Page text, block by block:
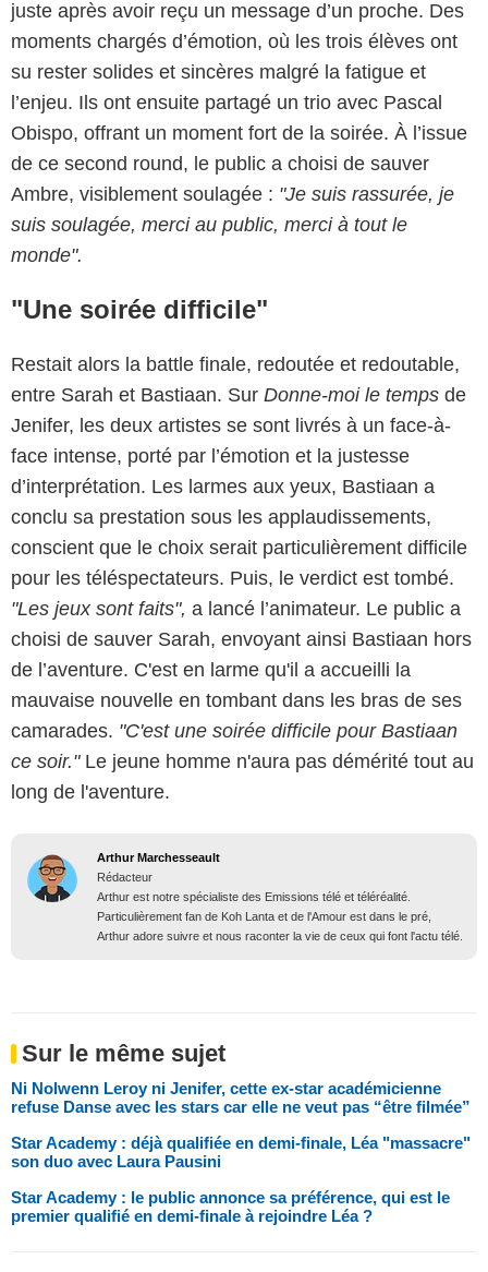
juste après avoir reçu un message d’un proche. Des
moments chargés d’émotion, où les trois élèves ont
su rester solides et sincères malgré la fatigue et
l’enjeu. Ils ont ensuite partagé un trio avec Pascal
Obispo, offrant un moment fort de la soirée. À l’issue
de ce second round, le public a choisi de sauver
Ambre, visiblement soulagée : "Je suis rassurée, je
suis soulagée, merci au public, merci à tout le
monde".
"Une soirée difficile"
Restait alors la battle finale, redoutée et redoutable,
entre Sarah et Bastiaan. Sur Donne-moi le temps de
Jenifer, les deux artistes se sont livrés à un face-à-
face intense, porté par l’émotion et la justesse
d’interprétation. Les larmes aux yeux, Bastiaan a
conclu sa prestation sous les applaudissements,
conscient que le choix serait particulièrement difficile
pour les téléspectateurs. Puis, le verdict est tombé.
"Les jeux sont faits", a lancé l’animateur. Le public a
choisi de sauver Sarah, envoyant ainsi Bastiaan hors
de l’aventure. C'est en larme qu'il a accueilli la
mauvaise nouvelle en tombant dans les bras de ses
camarades. "C'est une soirée difficile pour Bastiaan
ce soir." Le jeune homme n'aura pas démérité tout au
long de l'aventure.
Arthur Marchesseault
Rédacteur
Arthur est notre spécialiste des Emissions télé et téléréalité.
Particulièrement fan de Koh Lanta et de l'Amour est dans le pré,
Arthur adore suivre et nous raconter la vie de ceux qui font l'actu télé.
Sur le même sujet
Ni Nolwenn Leroy ni Jenifer, cette ex-star académicienne
refuse Danse avec les stars car elle ne veut pas “être filmée”
Star Academy : déjà qualifiée en demi-finale, Léa "massacre"
son duo avec Laura Pausini
Star Academy : le public annonce sa préférence, qui est le
premier qualifié en demi-finale à rejoindre Léa ?